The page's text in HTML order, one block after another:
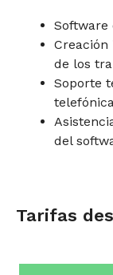
Software
de los
Soporte
del
Tarifas